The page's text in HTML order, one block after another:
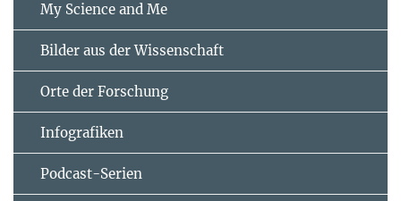
My Science and Me
Bilder aus der Wissenschaft
Orte der Forschung
Infografiken
Podcast-Serien